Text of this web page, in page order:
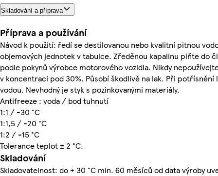
Skladování a příprava
Příprava a používání
Návod k použití: ředí se destilovanou nebo kvalitní pitnou
objemových jednotek v tabulce. Zředěnou kapalinu plňte do
podle pokynů výrobce motorového vozidla. Nikdy
v koncentraci pod 30%. Působí škodlivě na lak. Při potřísnění
vodou. Nevhodný je styk s pozinkovanými materiály.
Antifreeze : voda / bod tuhnutí
1:1 / -30 °C
1:1,5 / -20 °C
1:2 / -15 °C
Tolerance teplot ± 2 °C.
Skladování
Skladovatelnost: do + 30 °C min. 60 měsíců od data výroby